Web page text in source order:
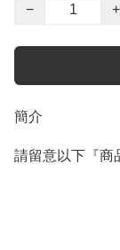
−
+
簡介
請留意以下『商